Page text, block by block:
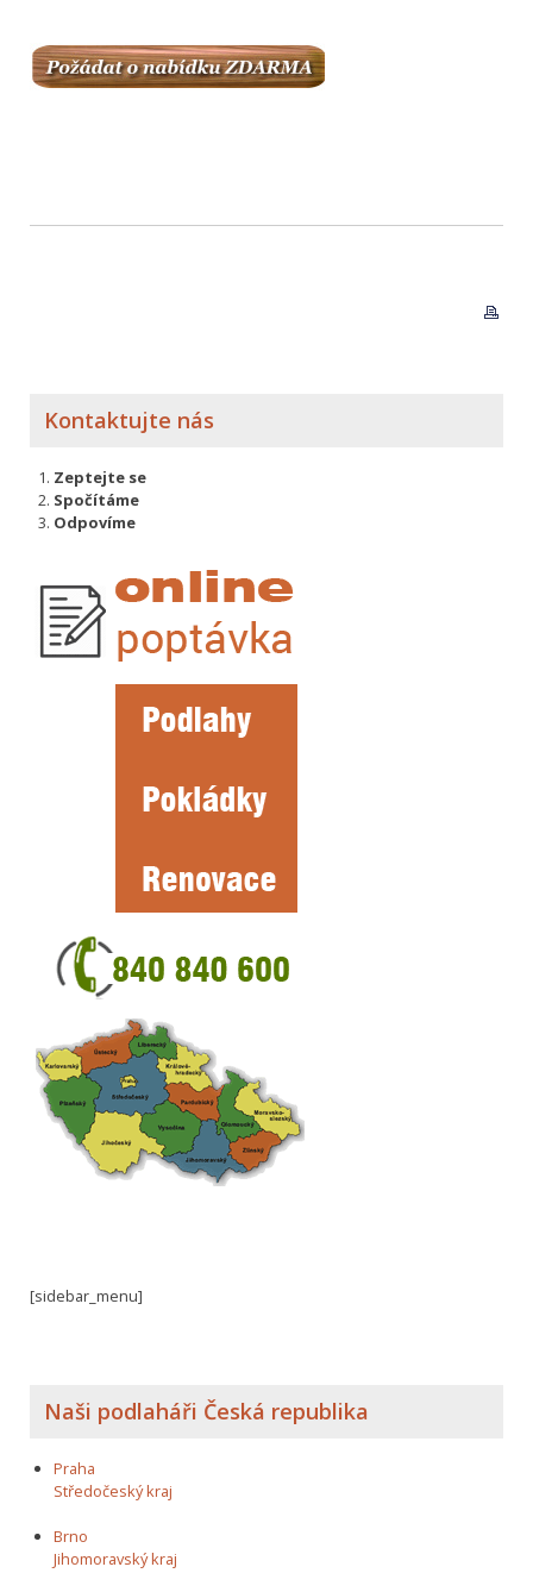
Kontaktujte nás
Zeptejte se
Spočítáme
Odpovíme
[sidebar_menu]
Naši podlaháři Česká republika
Praha
Středočeský kraj
Brno
Jihomoravský kraj